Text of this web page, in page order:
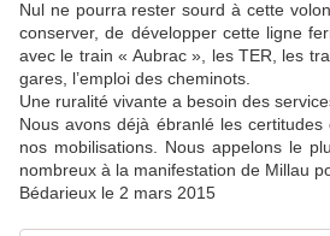
Nul ne pourra rester sourd à cette
conserver, de développer cette ligne
avec le train « Aubrac », les TER, les
gares, l’emploi des cheminots.
Une ruralité vivante a besoin des
Nous avons déjà ébranlé les
nos mobilisations. Nous appelons le
nombreux à la manifestation de Millau
Bédarieux le 2 mars 2015